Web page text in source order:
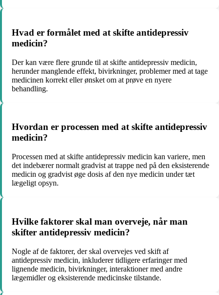
Hvad er formålet med at skifte antidepressiv
medicin?
Der kan være flere grunde til at skifte antidepressiv medicin,
herunder manglende effekt, bivirkninger, problemer med at tage
medicinen korrekt eller ønsket om at prøve en nyere
behandling.
Hvordan er processen med at skifte antidepressiv
medicin?
Processen med at skifte antidepressiv medicin kan variere, men
det indebærer normalt gradvist at trappe ned på den eksisterende
medicin og gradvist øge dosis af den nye medicin under tæt
lægeligt opsyn.
Hvilke faktorer skal man overveje, når man
skifter antidepressiv medicin?
Nogle af de faktorer, der skal overvejes ved skift af
antidepressiv medicin, inkluderer tidligere erfaringer med
lignende medicin, bivirkninger, interaktioner med andre
lægemidler og eksisterende medicinske tilstande.